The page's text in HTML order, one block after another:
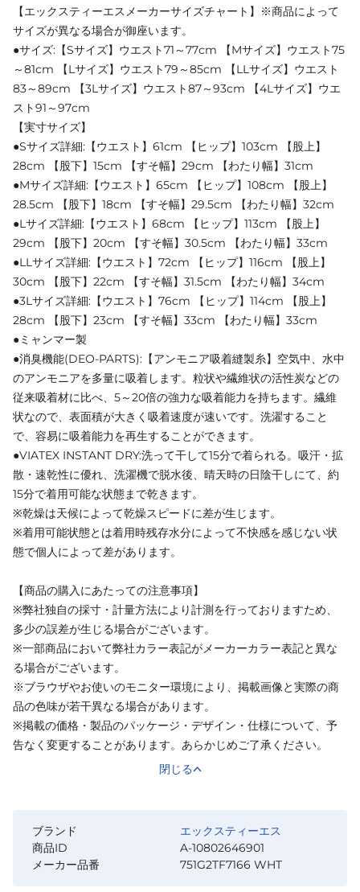
【エックスティーエスメーカーサイズチャート】※商品によって
サイズが異なる場合が御座います。
●サイズ:【Sサイズ】ウエスト71～77cm 【Mサイズ】ウエスト75
～81cm 【Lサイズ】ウエスト79～85cm 【LLサイズ】ウエスト
83～89cm 【3Lサイズ】ウエスト87～93cm 【4Lサイズ】ウエ
スト91～97cm
【実寸サイズ】
●Sサイズ詳細:【ウエスト】61cm 【ヒップ】103cm 【股上】
28cm 【股下】15cm 【すそ幅】29cm 【わたり幅】31cm
●Mサイズ詳細:【ウエスト】65cm 【ヒップ】108cm 【股上】
28.5cm 【股下】18cm 【すそ幅】29.5cm 【わたり幅】32cm
●Lサイズ詳細:【ウエスト】68cm 【ヒップ】113cm 【股上】
29cm 【股下】20cm 【すそ幅】30.5cm 【わたり幅】33cm
●LLサイズ詳細:【ウエスト】72cm 【ヒップ】116cm 【股上】
30cm 【股下】22cm 【すそ幅】31.5cm 【わたり幅】34cm
●3Lサイズ詳細:【ウエスト】76cm 【ヒップ】114cm 【股上】
28cm 【股下】23cm 【すそ幅】33cm 【わたり幅】33cm
●ミャンマー製
●消臭機能(DEO-PARTS):【アンモニア吸着縫製糸】空気中、水中
のアンモニアを多量に吸着します。粒状や繊維状の活性炭などの
従来吸着材に比べ、5～20倍の強力な吸着能力を持ちます。繊維
状なので、表面積が大きく吸着速度が速いです。洗濯すること
で、容易に吸着能力を再生することができます。
●VIATEX INSTANT DRY:洗って干して15分で着られる。吸汗・拡
散・速乾性に優れ、洗濯機で脱水後、晴天時の日陰干しにて、約
15分で着用可能な状態まで乾きます。
※乾燥は天候によって乾燥スピードに差が生じます。
※着用可能状態とは着用時残存水分によって不快感を感じない状
態で個人によって差があります。
【商品の購入にあたっての注意事項】
※弊社独自の採寸・計量方法により計測を行っておりますため、
多少の誤差が生じる場合がございます。
※一部商品において弊社カラー表記がメーカーカラー表記と異な
る場合がございます。
※ブラウザやお使いのモニター環境により、掲載画像と実際の商
品の色味が若干異なる場合があります。
※掲載の価格・製品のパッケージ・デザイン・仕様について、予
告なく変更することがあります。あらかじめご了承ください。
閉じる
ブランド
エックスティーエス
商品ID
A-10802646901
メーカー品番
751G2TF7166 WHT